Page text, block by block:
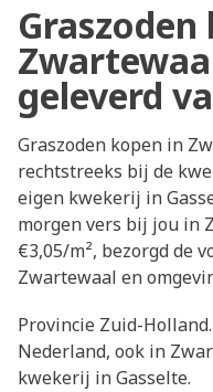
geleverd
Graszoden kopen in
rechtstreeks bij de
eigen kwekerij in
morgen vers bij jou in
€3,05/m², bezorgd de
Zwartewaal en
Provincie Zuid-
Nederland, ook in
kwekerij in Gasselte.